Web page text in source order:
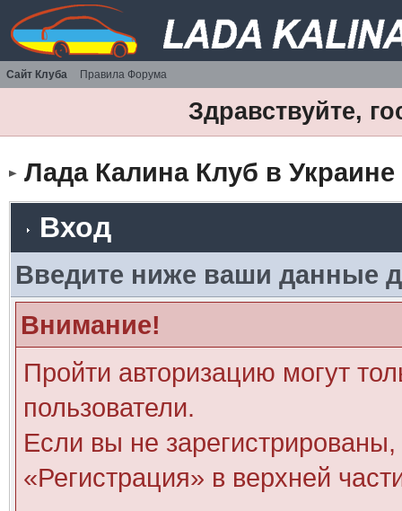
Сайт Клуба Правила Форума
Здравствуйте,
Лада Калина Клуб в Украине
Вход
Введите ниже ваши данные
Внимание!
Пройти авторизацию могут
пользователи.
Если вы не
«Регистрация» в верхней